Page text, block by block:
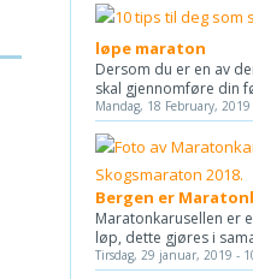
løpe maraton
Dersom du er en av
skal gjennomføre din
Mandag, 18 February,
Bergen er
Maratonkarusellen er
løp, dette gjøres i
Tirsdag, 29 januar, 2019 -